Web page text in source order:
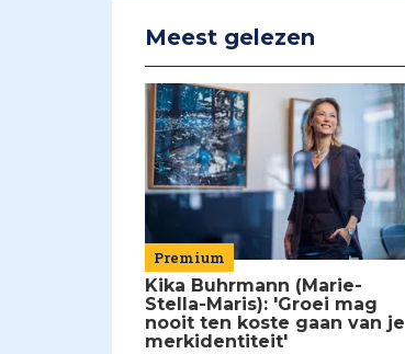
Meest gelezen
Premium
Kika Buhrmann (Marie-
Stella-Maris): 'Groei mag
nooit ten koste gaan van je
merkidentiteit'